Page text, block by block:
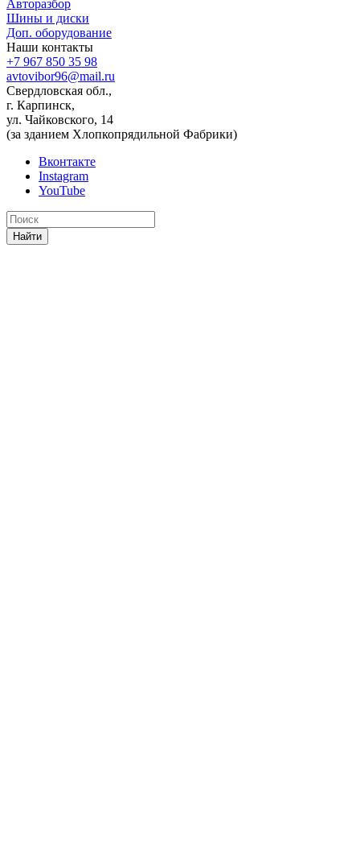
Авторазбор
Шины и диски
Доп. оборудование
Наши контакты
+7 967 850 35 98
avtovibor96@mail.ru
Свердловская обл.,
г. Карпинск,
ул. Чайковского, 14
(за зданием Хлопкопрядильной Фабрики)
Вконтакте
Instagram
YouTube
Найти